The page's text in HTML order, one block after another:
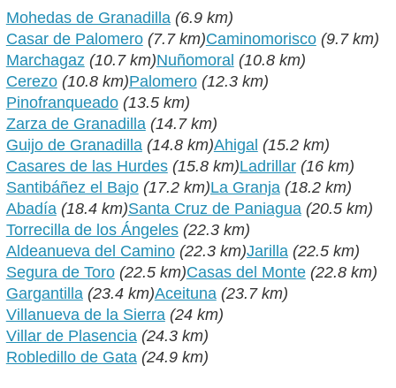
Mohedas de Granadilla (6.9 km)
Casar de Palomero (7.7 km)Caminomorisco (9.7 km)
Marchagaz (10.7 km)Nuñomoral (10.8 km)
Cerezo (10.8 km)Palomero (12.3 km)
Pinofranqueado (13.5 km)
Zarza de Granadilla (14.7 km)
Guijo de Granadilla (14.8 km)Ahigal (15.2 km)
Casares de las Hurdes (15.8 km)Ladrillar (16 km)
Santibáñez el Bajo (17.2 km)La Granja (18.2 km)
Abadía (18.4 km)Santa Cruz de Paniagua (20.5 km)
Torrecilla de los Ángeles (22.3 km)
Aldeanueva del Camino (22.3 km)Jarilla (22.5 km)
Segura de Toro (22.5 km)Casas del Monte (22.8 km)
Gargantilla (23.4 km)Aceituna (23.7 km)
Villanueva de la Sierra (24 km)
Villar de Plasencia (24.3 km)
Robledillo de Gata (24.9 km)